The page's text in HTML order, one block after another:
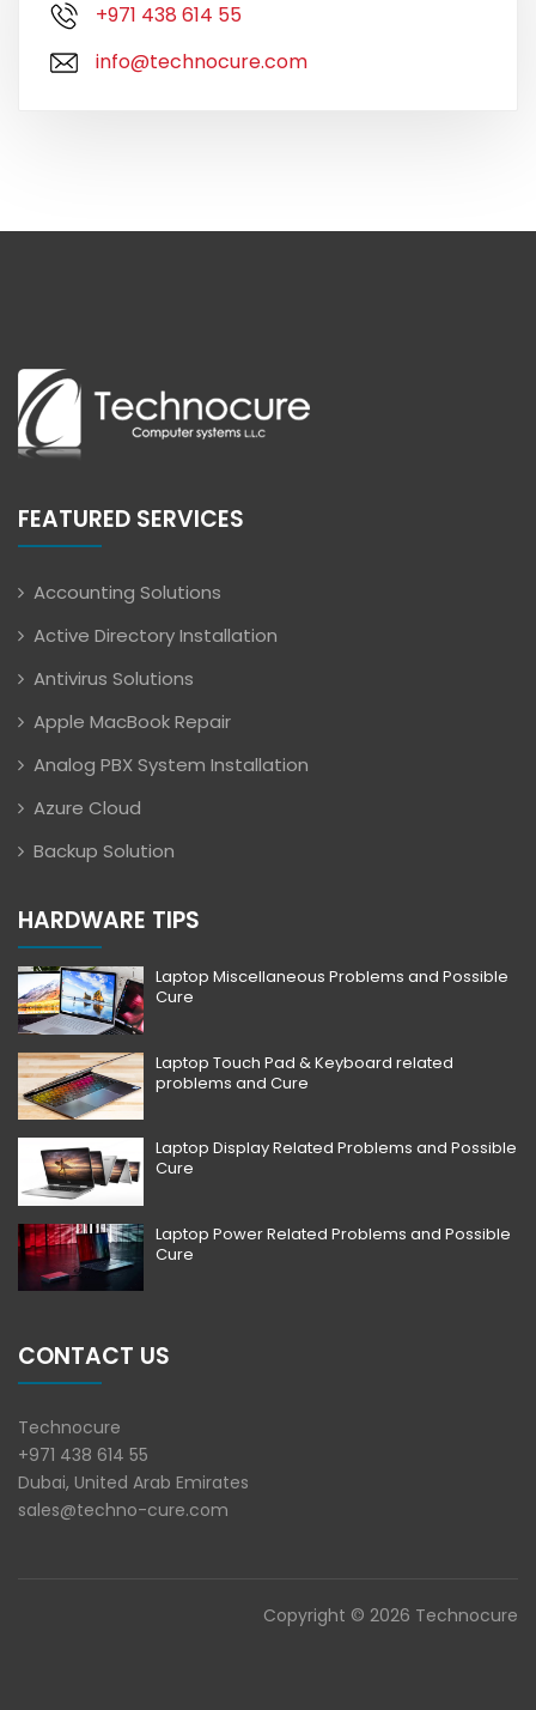
+971 438 614 55
info@technocure.com
FEATURED SERVICES
Accounting Solutions
Active Directory Installation
Antivirus Solutions
Apple MacBook Repair
Analog PBX System Installation
Azure Cloud
Backup Solution
HARDWARE TIPS
Laptop Miscellaneous Problems and Possible
Cure
Laptop Touch Pad & Keyboard related
problems and Cure
Laptop Display Related Problems and Possible
Cure
Laptop Power Related Problems and Possible
Cure
CONTACT US
Technocure
+971 438 614 55
Dubai, United Arab Emirates
sales@techno-cure.com
Copyright © 2026 Technocure